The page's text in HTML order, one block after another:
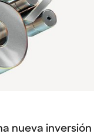
nueva inversión